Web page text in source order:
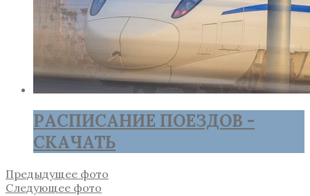
РАСПИСАНИЕ ПОЕЗДОВ -
СКАЧАТЬ
Предыдущее фото
Следующее фото